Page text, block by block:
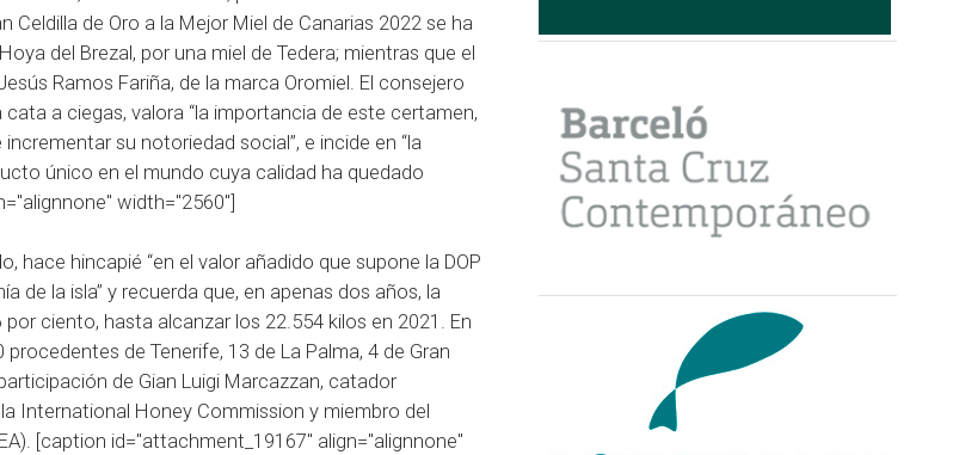
Celdilla de Oro a la Mejor Miel de Canarias 2022 se ha
del Brezal, por una miel de Tedera; mientras que el
Ramos Fariña, de la marca Oromiel. El consejero
cata a ciegas, valora “la importancia de este certamen,
su notoriedad social”, e incide en “la
único en el mundo cuya calidad ha quedado
width="2560"]
hace hincapié “en el valor añadido que supone la DOP
de la isla” y recuerda que, en apenas dos años, la
ciento, hasta alcanzar los 22.554 kilos en 2021. En
de Tenerife, 13 de La Palma, 4 de Gran
de Gian Luigi Marcazzan, catador
International Honey Commission y miembro del
[caption id="attachment_19167" align="alignnone"